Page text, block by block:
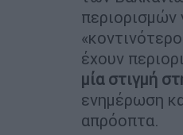
περιορισμών
έχουν
μία στιγμή
ενημέρωση
απρόοπτα.